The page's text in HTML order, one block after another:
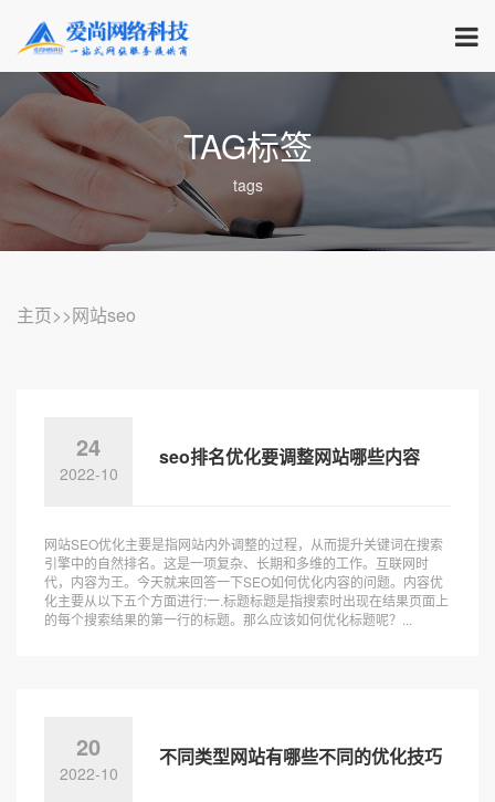
TAG标签
tags
主页>>网站seo
24
2022-10
seo排名优化要调整网站哪些内容
网站SEO优化主要是指网站内外调整的过程，从而提升关键词在搜索
引擎中的自然排名。这是一项复杂、长期和多维的工作。互联网时
代，内容为王。今天就来回答一下SEO如何优化内容的问题。内容优
化主要从以下五个方面进行:一.标题标题是指搜索时出现在结果页面上
的每个搜索结果的第一行的标题。那么应该如何优化标题呢？...
20
2022-10
不同类型网站有哪些不同的优化技巧